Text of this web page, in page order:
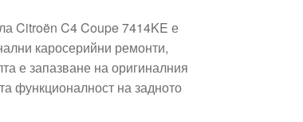
Citroën C4 Coupe 7414KE е
каросерийни ремонти,
е запазване на оригиналния
функционалност на задното